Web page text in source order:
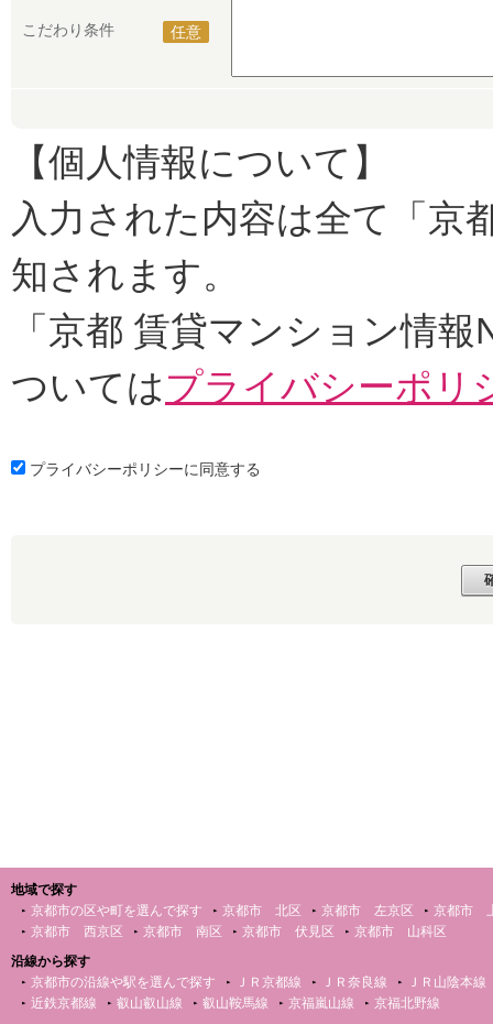
こだわり条件 任意
【個人情報について】
入力された内容は全て「京
知されます。
「京都 賃貸マンション情
ついてはプライバシーポリ
プライバシーポリシーに同意する
地域で探す
京都市の区や町を選んで探す
京都市 北区 京都市 左京区
京都市
京都市 西京区
京都市 南区 京都市 伏見区
京都市 山科区
沿線から探す
京都市の沿線や駅を選んで探す
ＪＲ京都線 ＪＲ奈良線
ＪＲ山陰本線
近鉄京都線
叡山叡山線 叡山鞍馬線 京福嵐山線
京福北野線